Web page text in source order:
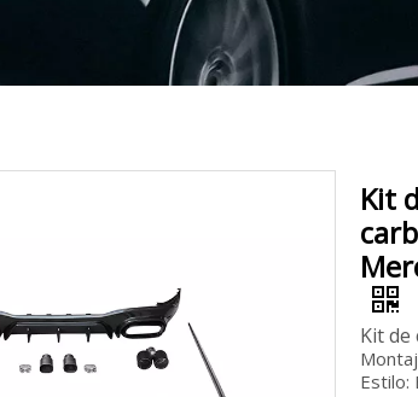
Kit
Kit de
Estilo: